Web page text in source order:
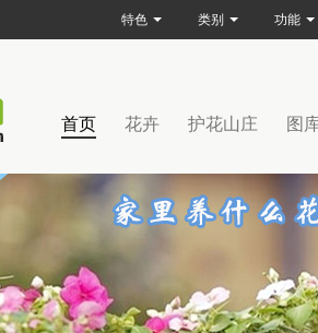
首页 花卉 护花山庄 图
特色 类别 功能